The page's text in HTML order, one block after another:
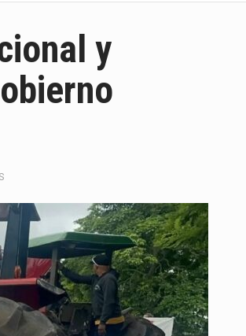
y
MANTIENEN
PARO
NACIONAL
EXIGEN
RESPUESTAS
SERIAS
AL